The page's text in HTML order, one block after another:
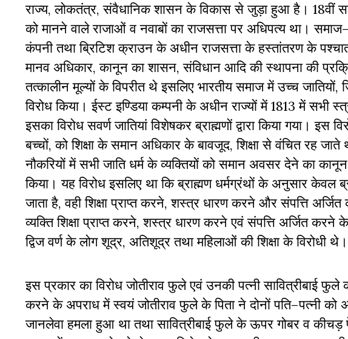
राज्य,लोकतंत्र,संवैधानिक शासन के विकास से जुड़ा हुआ है। 18वीं
को मानने वाले राजाओं व नवाबों का राजसत्ता पर अधिपत्य था। समाज
कंपनी तथा ब्रिटिश क्राउन के अधीन राजसत्ता के हस्तांतरण के
मानव अधिकार,कानून का शासन,संविधान आदि की स्थापना की
तत्कालीन मूल्यों के विपरीत थे इसलिए भारतीय समाज में उच्च जातियों,
विरोध किया। ईस्ट इण्डिया कम्पनी के अधीन राज्यों में1813में सभी
इसका विरोध सवर्ण जातियां विशेषकर ब्राह्मणों द्वारा किया गया। इस
बच्चों,को शिक्षा के समान अधिकार के बावजूद,शिक्षा से वंचित रह जाते
नौकरियों में सभी जाति धर्म के व्यक्तियों को समान अवसर देने का कानून
किया। यह विरोध इसलिए था कि ब्राह्मण धर्मग्रंथों के अनुसार केवल
जाता है,वही शिक्षा प्राप्त करने,शस्त्र धारण करने और संपत्ति अर्जित
व्यक्ति शिक्षा प्राप्त करने,शस्त्र धारण करने एवं संपत्ति अर्जित करने के
द्विज वर्ण के लोग शूद्र, अतिशूद्र तथा महिलाओं की शिक्षा के विरोधी थे।
इस प्रकार का विरोध जोतीराव फुले एवं उनकी पत्नी सावित्रीबाई फुले
करने के अपराध में स्वयं जोतीराव फुले के पिता ने दोनों पति–पत्नी को
जानलेवा हमला हुआ था तथा सावित्रीबाई फुले के ऊपर गोबर व कीचड़